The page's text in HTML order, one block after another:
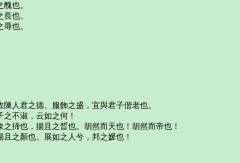
也。
也。
也。
人君之德、服飾之盛，宜與君子偕老也。
不淑，云如之何！
揥也，揚且之晳也。胡然而天也！胡然而帝也！
之顏也。展如之人兮，邦之媛也！